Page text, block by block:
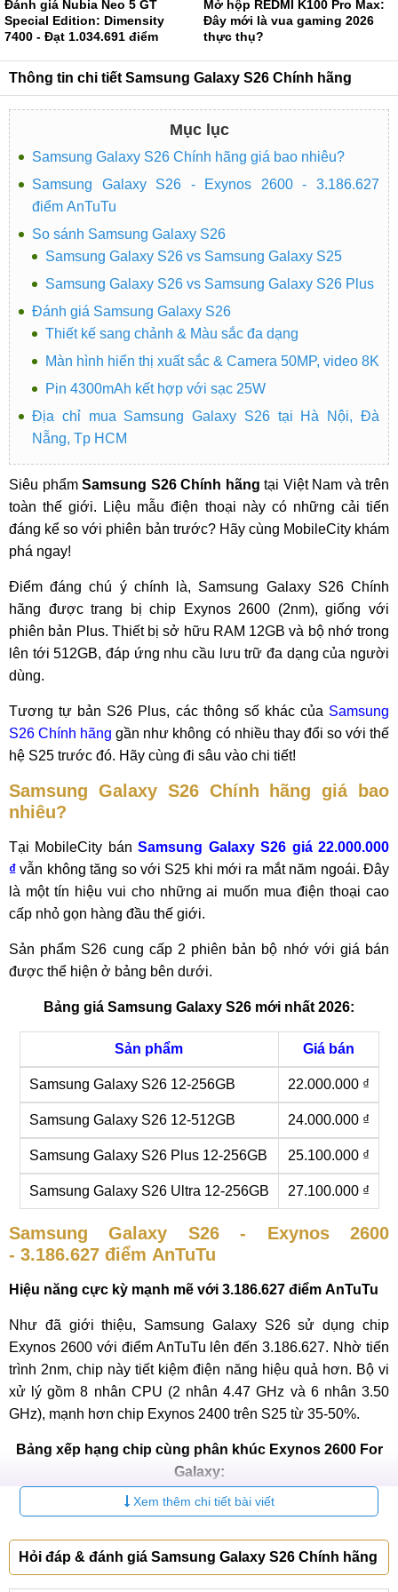
Đánh giá Nubia Neo 5 GT
Special Edition: Dimensity
7400 - Đạt 1.034.691 điểm
Mở hộp REDMI K100 Pro Max:
Đây mới là vua gaming 2026
thực thụ?
Thông tin chi tiết Samsung Galaxy S26 Chính hãng
Mục lục
Samsung Galaxy S26 Chính hãng giá bao nhiêu?
Samsung Galaxy S26 - Exynos 2600 - 3.186.627
điểm AnTuTu
So sánh Samsung Galaxy S26
Samsung Galaxy S26 vs Samsung Galaxy S25
Samsung Galaxy S26 vs Samsung Galaxy S26 Plus
Đánh giá Samsung Galaxy S26
Thiết kế sang chảnh & Màu sắc đa dạng
Màn hình hiển thị xuất sắc & Camera 50MP, video 8K
Pin 4300mAh kết hợp với sạc 25W
Địa chỉ mua Samsung Galaxy S26 tại Hà Nội, Đà
Nẵng, Tp HCM
Siêu phẩm Samsung S26 Chính hãng tại Việt Nam và trên
toàn thế giới. Liệu mẫu điện thoại này có những cải tiến
đáng kể so với phiên bản trước? Hãy cùng MobileCity khám
phá ngay!
Điểm đáng chú ý chính là, Samsung Galaxy S26 Chính
hãng được trang bị chip Exynos 2600 (2nm), giống với
phiên bản Plus. Thiết bị sở hữu RAM 12GB và bộ nhớ trong
lên tới 512GB, đáp ứng nhu cầu lưu trữ đa dạng của người
dùng.
Tương tự bản S26 Plus, các thông số khác của Samsung
S26 Chính hãng gần như không có nhiều thay đổi so với thế
hệ S25 trước đó. Hãy cùng đi sâu vào chi tiết!
Samsung Galaxy S26 Chính hãng giá bao
nhiêu?
Tại MobileCity bánSamsung Galaxy S26 giá 22.000.000
₫ vẫn không tăng so với S25 khi mới ra mắt năm ngoái. Đây
là một tín hiệu vui cho những ai muốn mua điện thoại cao
cấp nhỏ gọn hàng đầu thế giới.
Sản phẩm S26 cung cấp 2 phiên bản bộ nhớ với giá bán
được thể hiện ở bảng bên dưới.
Bảng giá Samsung Galaxy S26 mới nhất 2026:
Sản phẩm Giá bán
Samsung Galaxy S26 12-256GB 22.000.000 ₫
Samsung Galaxy S26 12-512GB 24.000.000 ₫
Samsung Galaxy S26 Plus 12-256GB 25.100.000 ₫
Samsung Galaxy S26 Ultra 12-256GB 27.100.000 ₫
Samsung Galaxy S26 - Exynos 2600
- 3.186.627 điểm AnTuTu
Hiệu năng cực kỳ mạnh mẽ với 3.186.627 điểm AnTuTu
Như đã giới thiệu, Samsung Galaxy S26 sử dụng chip
Exynos 2600 với điểm AnTuTu lên đến 3.186.627. Nhờ tiến
trình 2nm, chip này tiết kiệm điện năng hiệu quả hơn. Bộ vi
xử lý gồm 8 nhân CPU (2 nhân 4.47 GHz và 6 nhân 3.50
GHz), mạnh hơn chip Exynos 2400 trên S25 từ 35-50%.
Bảng xếp hạng chip cùng phân khúc Exynos 2600 For
Galaxy:
Chipset Điểm AnTuTu
Dimensity 9400 2.997.173
Xem thêm chi tiết bài viết
Hỏi đáp & đánh giá Samsung Galaxy S26 Chính hãng